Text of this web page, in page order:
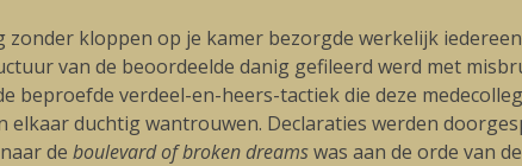
kloppen op je kamer bezorgde werkelijk
van de beoordeelde danig gefileerd werd met
beproefde verdeel-en-heers-tactiek die deze
duchtig wantrouwen. Declaraties werden
de boulevard of broken dreamswas aan de orde van